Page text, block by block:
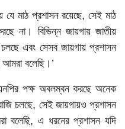
যে মাঠ প্রশাসন রয়েছে, সেই মাঠ
না। বিভিন্ন জায়গায় জাতীয়
চলছে এবং সেসব জায়গায় প্রশাসন
বলেছি।’
পক্ষ অবলম্বন করছে অনেক
চলছে, সেই জায়গায়ও প্রশাসন
বলেছি, এ ধরনের প্রশাসন যদি